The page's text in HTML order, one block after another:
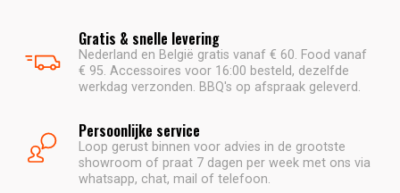
Gratis & snelle levering
Nederland en België gratis vanaf € 60. Food vanaf
€ 95. Accessoires voor 16:00 besteld, dezelfde
werkdag verzonden. BBQ's op afspraak geleverd.
Persoonlijke service
Loop gerust binnen voor advies in de grootste
showroom of praat 7 dagen per week met ons via
whatsapp, chat, mail of telefoon.